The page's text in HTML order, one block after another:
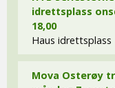
idrettsplass
18,00
Haus idrettsplass
Mova Osterøy